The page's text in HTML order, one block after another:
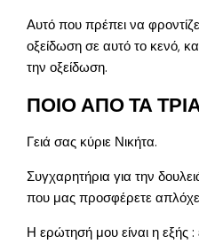
Αυτό που πρέπει να
οξείδωση σε αυτό το κενό,
την οξείδωση.
ΠΟΙΟ ΑΠΟ ΤΑ
Γειά σας κύριε Νικήτα.
Συγχαρητήρια για την
που μας προσφέρετε
Η ερώτησή μου είναι η εξής